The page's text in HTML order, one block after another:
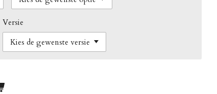
Versie